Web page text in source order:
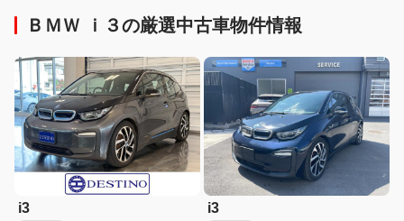
ＢＭＷ ｉ３の厳選中古車物件情報
i3 i3